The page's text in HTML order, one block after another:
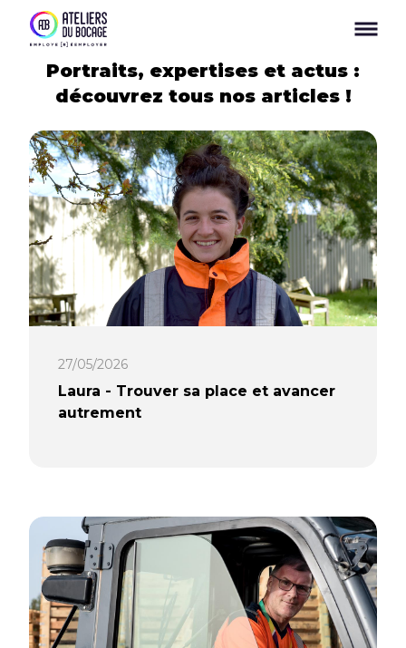
Portraits, expertises et actus :
découvrez tous nos articles !
27/05/2026
Laura - Trouver sa place et avancer
autrement
insertion, elle découvre un métier de
terrain, développe de nouvelles
compétences et construit son projet
professionnel, entre travail en
extérieur, accompagnement et
reconversion vers l’animation.
Panneau de gestion des cookies